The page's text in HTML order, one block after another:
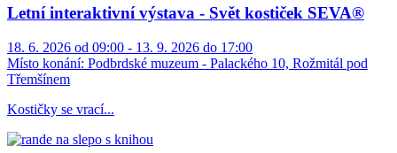
Letní interaktivní výstava - Svět kostiček SEVA®
18. 6. 2026 od 09:00 - 13. 9. 2026 do 17:00
Místo konání: Podbrdské muzeum - Palackého 10, Rožmitál pod
Třemšínem
Kostičky se vrací...